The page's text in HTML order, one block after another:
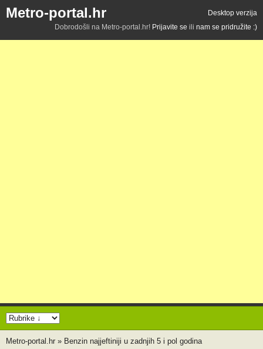
Metro-portal.hr
Desktop verzija
Dobrodošli na Metro-portal.hr! Prijavite se ili nam se pridružite :)
Metro-portal.hr » Benzin najjeftiniji u zadnjih 5 i pol godina